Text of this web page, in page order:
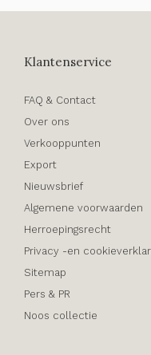
Klantenservice
FAQ & Contact
Over ons
Verkooppunten
Export
Nieuwsbrief
Algemene voorwaarden
Herroepingsrecht
Privacy -en
Sitemap
Pers & PR
Noos collectie